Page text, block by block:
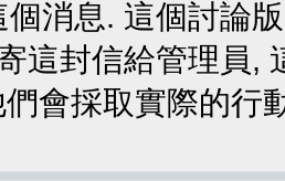
消息. 這個討論
這封信給管理員,
會採取實際的行